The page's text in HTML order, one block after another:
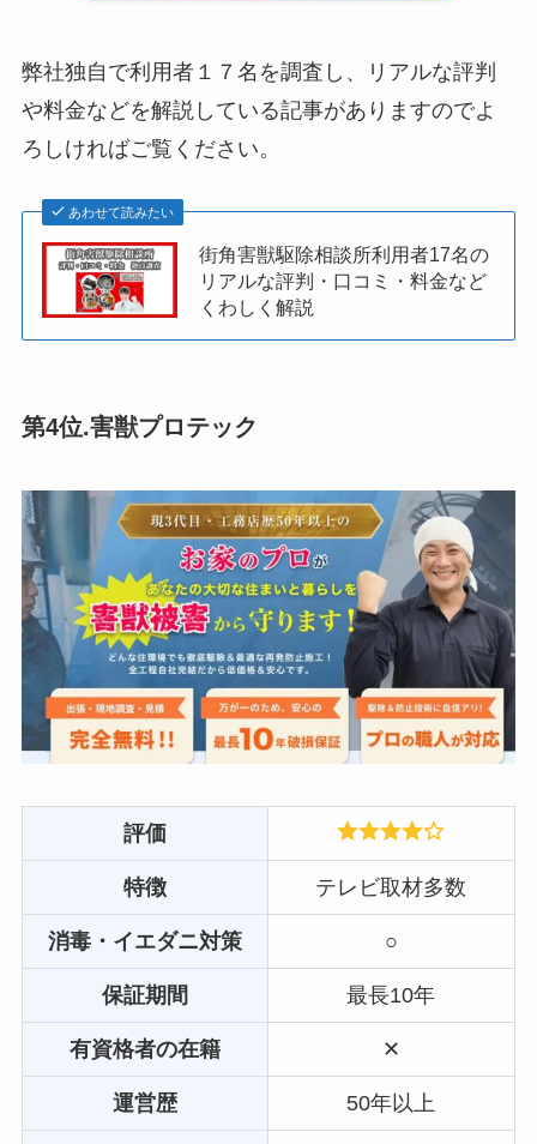
弊社独自で利用者１７名を調査し、リアルな評判
や料金などを解説している記事がありますのでよ
ろしければご覧ください。
あわせて読みたい
街角害獣駆除相談所利用者17名の
リアルな評判・口コミ・料金など
くわしく解説
第4位.害獣プロテック
評価
特徴 テレビ取材多数
消毒・イエダニ対策 ○
保証期間 最長10年
有資格者の在籍 ✕
運営歴 50年以上